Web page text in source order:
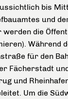
bis
und
die
Während
für den
Fächerstadt
und
Um die